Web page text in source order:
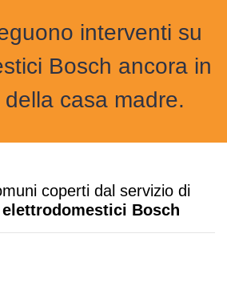
interventi su
Bosch ancora in
casa madre.
coperti dal servizio di
Bosch